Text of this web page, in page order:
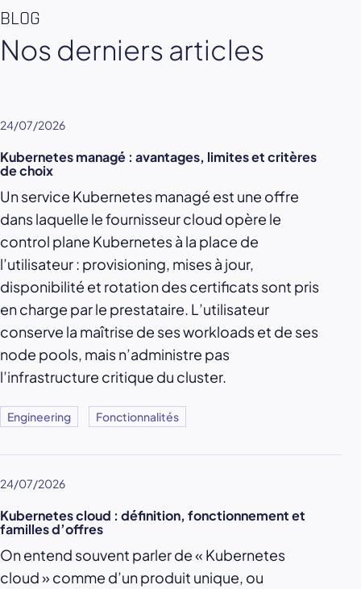
BLOG
Nos derniers articles
24/07/2026
Kubernetes managé : avantages, limites et critères
de choix
Un service Kubernetes managé est une offre
dans laquelle le fournisseur cloud opère le
control plane Kubernetes à la place de
l’utilisateur : provisioning, mises à jour,
disponibilité et rotation des certificats sont pris
en charge par le prestataire. L’utilisateur
conserve la maîtrise de ses workloads et de ses
node pools, mais n’administre pas
l’infrastructure critique du cluster.
Engineering Fonctionnalités
24/07/2026
Kubernetes cloud : définition, fonctionnement et
familles d’offres
On entend souvent parler de « Kubernetes
cloud » comme d’un produit unique, ou